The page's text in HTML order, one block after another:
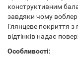
конструктивним
завдяки чому воблер
Глянцеве покриття
відтінків надає
Особливості: